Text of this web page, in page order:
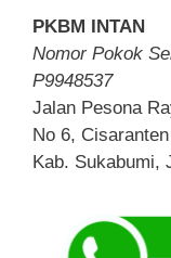
PKBM INTAN
Nomor Pokok
P9948537
Jalan Pesona
No 6,
Kab. Sukabumi,